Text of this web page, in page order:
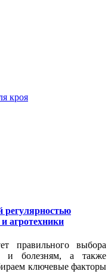
кроя
регулярностью
агротехники
правильного выбора
и болезням, а также
ключевые факторы